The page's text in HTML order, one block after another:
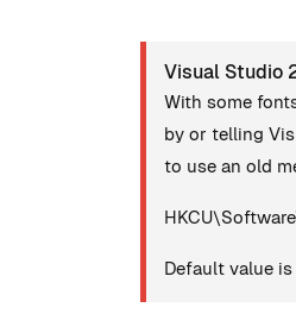
Visual Studio
With some
by or telling
to use an old
Default value is